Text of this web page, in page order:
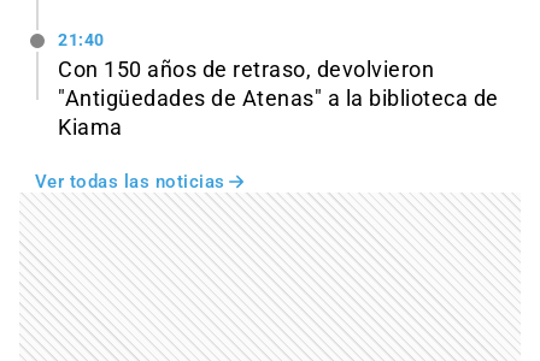
21:40
Con 150 años de retraso, devolvieron
"Antigüedades de Atenas" a la biblioteca de
Kiama
Ver todas las noticias